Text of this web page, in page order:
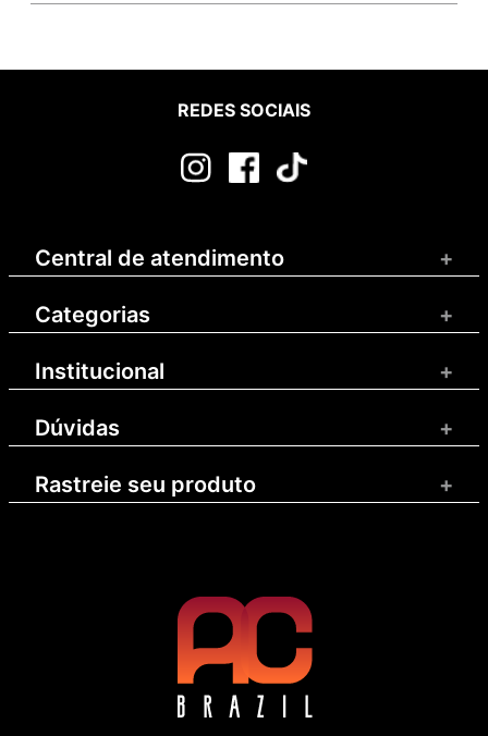
REDES SOCIAIS
Central de atendimento +
Categorias +
Institucional +
Dúvidas +
Rastreie seu produto +